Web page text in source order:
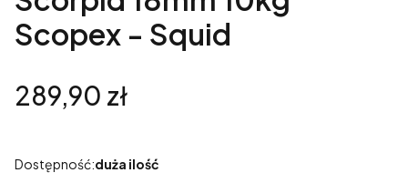
Scopex - Squid
Cena
289,90 zł
Dostępność:duża ilość